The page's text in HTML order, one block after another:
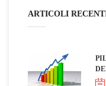
ARTICOLI